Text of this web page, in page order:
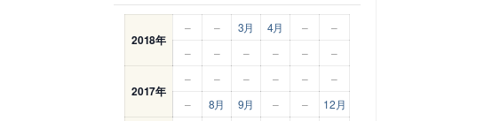
2018年
– – 3月 4月 –
–
–
– – – – –
2017年
– – – – –
–
–
8月 9月 – – 12月